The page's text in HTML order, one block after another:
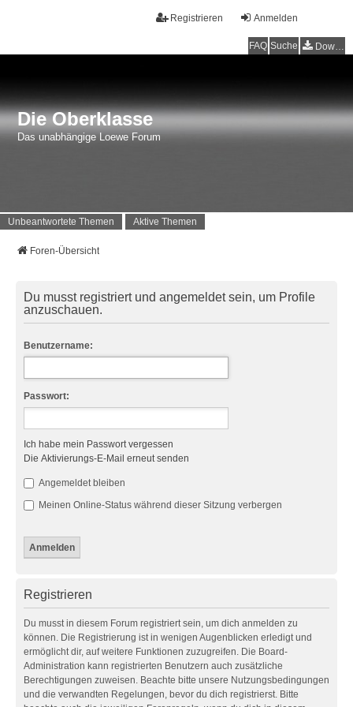
Anmelden
Registrieren
FAQ Suche Downloads
Die Oberklasse
Das unabhängige Loewe Forum
Unbeantwortete Themen Aktive Themen
Foren-Übersicht
Du musst registriert und angemeldet sein, um Profile
anzuschauen.
Benutzername:
Passwort:
Ich habe mein Passwort vergessen
Die Aktivierungs-E-Mail erneut senden
Angemeldet bleiben
Meinen Online-Status während dieser Sitzung verbergen
Registrieren
Du musst in diesem Forum registriert sein, um dich anmelden zu
können. Die Registrierung ist in wenigen Augenblicken erledigt und
ermöglicht dir, auf weitere Funktionen zuzugreifen. Die Board-
Administration kann registrierten Benutzern auch zusätzliche
Berechtigungen zuweisen. Beachte bitte unsere Nutzungsbedingungen
und die verwandten Regelungen, bevor du dich registrierst. Bitte